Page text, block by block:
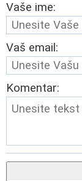
Vaše ime:
Vaš email:
Komentar: